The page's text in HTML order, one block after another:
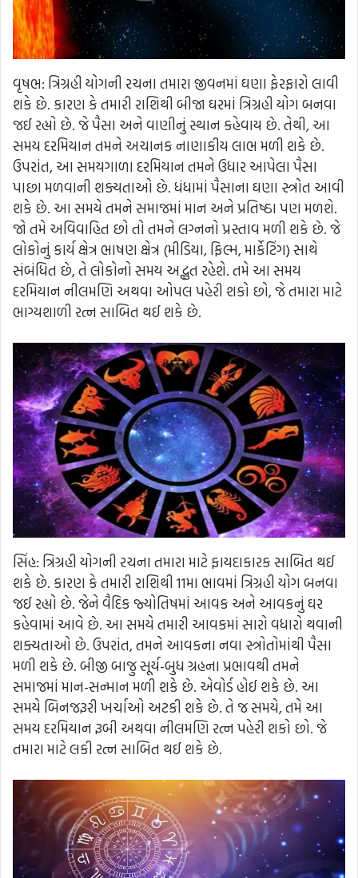
વૃષભ: ત્રિગ્રહી યોગની રચના તમારા જીવનમાં ઘણા ફેરફારો લાવી
શકે છે. કારણ કે તમારી રાશિથી બીજા ઘરમાં ત્રિગ્રહી યોગ બનવા
જઈ રહ્યો છે. જે પૈસા અને વાણીનું સ્થાન કહેવાય છે. તેથી, આ
સમય દરમિયાન તમને અચાનક નાણાકીય લાભ મળી શકે છે.
ઉપરાંત, આ સમયગાળા દરમિયાન તમને ઉધાર આપેલા પૈસા
પાછા મળવાની શક્યતાઓ છે. ધંધામાં પૈસાના ઘણા સ્ત્રોત આવી
શકે છે. આ સમયે તમને સમાજમાં માન અને પ્રતિષ્ઠા પણ મળશે.
જો તમે અવિવાહિત છો તો તમને લગ્નનો પ્રસ્તાવ મળી શકે છે. જે
લોકોનું કાર્ય ક્ષેત્ર ભાષણ ક્ષેત્ર (મીડિયા, ફિલ્મ, માર્કેટિંગ) સાથે
સંબંધિત છે, તે લોકોનો સમય અદ્ભુત રહેશે. તમે આ સમય
દરમિયાન નીલમણિ અથવા ઓપલ પહેરી શકો છો, જે તમારા માટે
ભાગ્યશાળી રત્ન સાબિત થઈ શકે છે.
સિંહ: ત્રિગ્રહી યોગની રચના તમારા માટે ફાયદાકારક સાબિત થઈ
શકે છે. કારણ કે તમારી રાશિથી 11મા ભાવમાં ત્રિગ્રહી યોગ બનવા
જઈ રહ્યો છે. જેને વૈદિક જ્યોતિષમાં આવક અને આવકનું ઘર
કહેવામાં આવે છે. આ સમયે તમારી આવકમાં સારો વધારો થવાની
શક્યતાઓ છે. ઉપરાંત, તમને આવકના નવા સ્ત્રોતોમાંથી પૈસા
મળી શકે છે. બીજી બાજુ સૂર્ય-બુધ ગ્રહના પ્રભાવથી તમને
સમાજમાં માન-સન્માન મળી શકે છે. એવોર્ડ હોઈ શકે છે. આ
સમયે બિનજરૂરી ખર્ચાઓ અટકી શકે છે. તે જ સમયે, તમે આ
સમય દરમિયાન રૂબી અથવા નીલમણિ રત્ન પહેરી શકો છો. જે
તમારા માટે લકી રત્ન સાબિત થઈ શકે છે.